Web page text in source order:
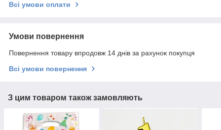
Всі умови оплати
Умови повернення
Повернення товару впродовж 14 днів за рахунок покупця
Всі умови повернення
З цим товаром також замовляють